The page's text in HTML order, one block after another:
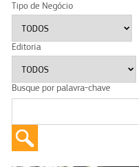
Tipo de Negócio
Editoria
Busque por palavra-chave